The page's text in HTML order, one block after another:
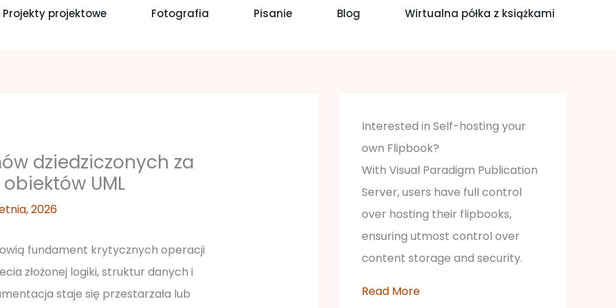
Projekty projektowe Fotografia Pisanie Blog Wirtualna półka z książkami
dziedziczonych za
UML
2026
fundament krytycznych operacji
złożonej logiki, struktur danych i
staje się przestarzała lub
Interested in Self-hosting your
own Flipbook?
With Visual Paradigm Publication
Server, users have full control
over hosting their flipbooks,
ensuring utmost control over
content storage and security.
Read More